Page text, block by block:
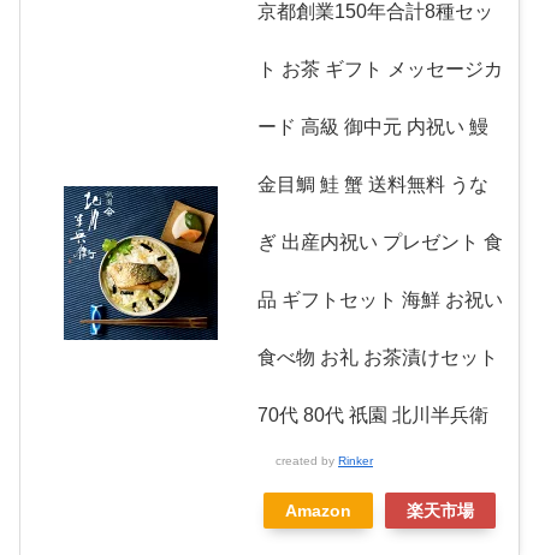
京都創業150年合計8種セッ
ト お茶 ギフト メッセージカ
ード 高級 御中元 内祝い 鰻
金目鯛 鮭 蟹 送料無料 うな
ぎ 出産内祝い プレゼント 食
品 ギフトセット 海鮮 お祝い
食べ物 お礼 お茶漬けセット
70代 80代 祇園 北川半兵衛
created by Rinker
Amazon 楽天市場